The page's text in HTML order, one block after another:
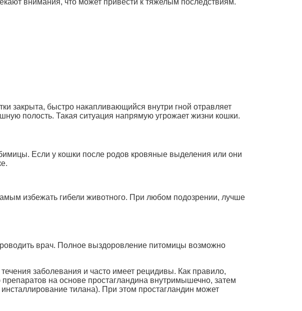
закрыта, быстро накапливающийся внутри гной отравляет
полость. Такая ситуация напрямую угрожает жизни кошки.
Если у кошки после родов кровяные выделения или они
избежать гибели животного. При любом подозрении, лучше
врач. Полное выздоровление питомицы возможно
заболевания и часто имеет рецидивы. Как правило,
на основе простагландина внутримышечно, затем
тилана). При этом простагландин может